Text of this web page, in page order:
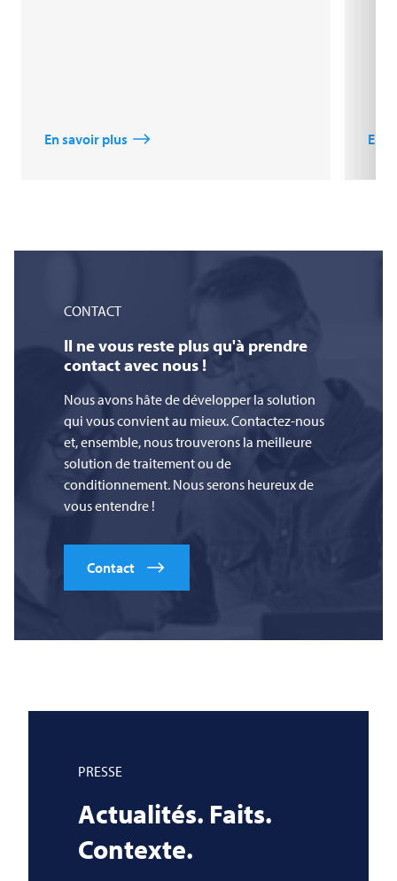
En savoir plus En
CONTACT
Il ne vous reste plus qu'à prendre
contact avec nous !
Nous avons hâte de développer la solution
qui vous convient au mieux. Contactez-nous
et, ensemble, nous trouverons la meilleure
solution de traitement ou de
conditionnement. Nous serons heureux de
vous entendre !
Contact
PRESSE
Actualités. Faits.
Contexte.